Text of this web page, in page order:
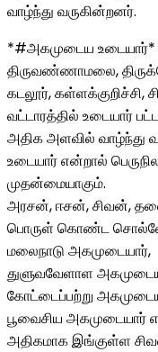
வாழ்ந்து வருகின்றனர்.
*#அகமுடைய உடையார்*
திருவண்ணாமலை,
கடலூர், கள்ளக்குறிச்சி,
வட்டாரத்தில் உடையார்
அதிக அளவில் வாழ்ந்து
உடையார் என்றால்
முதன்மையாகும்.
அரசன், ஈசன், சிவன்,
பொருள் கொண்ட சொல்லே
மலைநாடு அகமுடையார்,
துளுவவேளாள
கோட்டைப்பற்று
பூவைசிய அகமுடையார்
அதிகமாக இங்குள்ள